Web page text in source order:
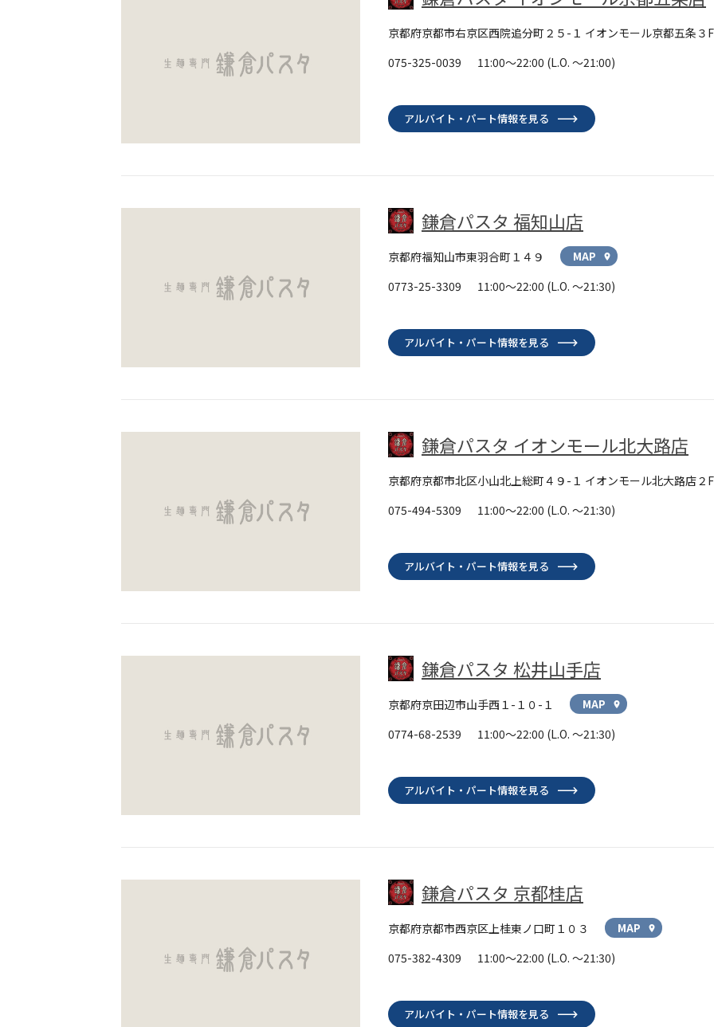
京都府京都市右京区西院追分町２５-１ イオンモール京都五条３F
075-325-0039 11:00～22:00 (L.O. ～21:00)
アルバイト・パート情報を見る
鎌倉パスタ 福知山店
京都府福知山市東羽合町１４９ MAP location_on
0773-25-3309 11:00～22:00 (L.O. ～21:30)
アルバイト・パート情報を見る
鎌倉パスタ イオンモール北大路店
京都府京都市北区小山北上総町４９-１ イオンモール北大路店２F
075-494-5309 11:00～22:00 (L.O. ～21:30)
アルバイト・パート情報を見る
鎌倉パスタ 松井山手店
京都府京田辺市山手西１-１０-１ MAP location_on
0774-68-2539 11:00～22:00 (L.O. ～21:30)
アルバイト・パート情報を見る
鎌倉パスタ 京都桂店
京都府京都市西京区上桂東ノ口町１０３ MAP location_on
075-382-4309 11:00～22:00 (L.O. ～21:30)
アルバイト・パート情報を見る